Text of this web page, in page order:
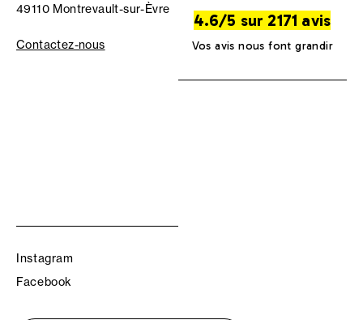
49110 Montrevault-sur-Èvre
Contactez-nous
4.6/5 sur 2171 avis
Vos avis nous font grandir
Instagram
Facebook